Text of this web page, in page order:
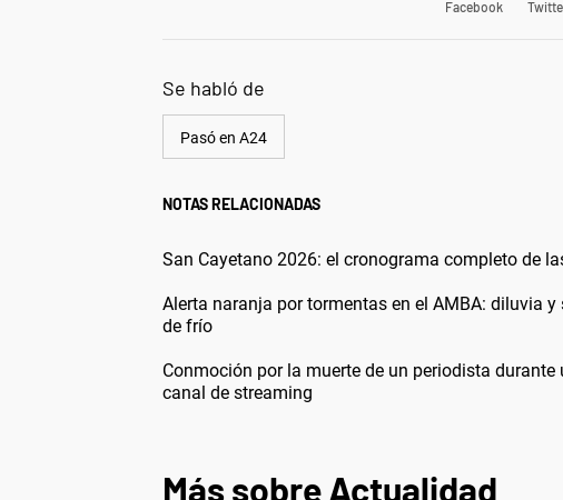
Facebook
Se habló de
Pasó en A24
NOTAS RELACIONADAS
San Cayetano 2026: el cronograma completo de
Alerta naranja por tormentas en el AMBA: diluvia
de frío
Conmoción por la muerte de un periodista
canal de streaming
Más sobre Actualidad